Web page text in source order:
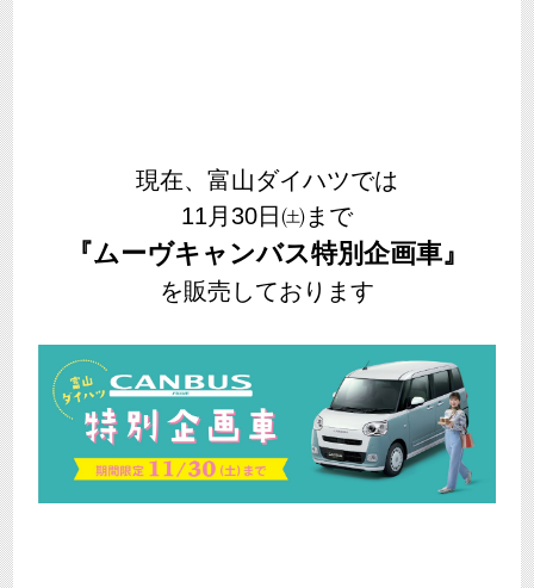
現在、富山ダイハツでは
11月30日㈯まで
『ムーヴキャンバス特別企画車』
を販売しております